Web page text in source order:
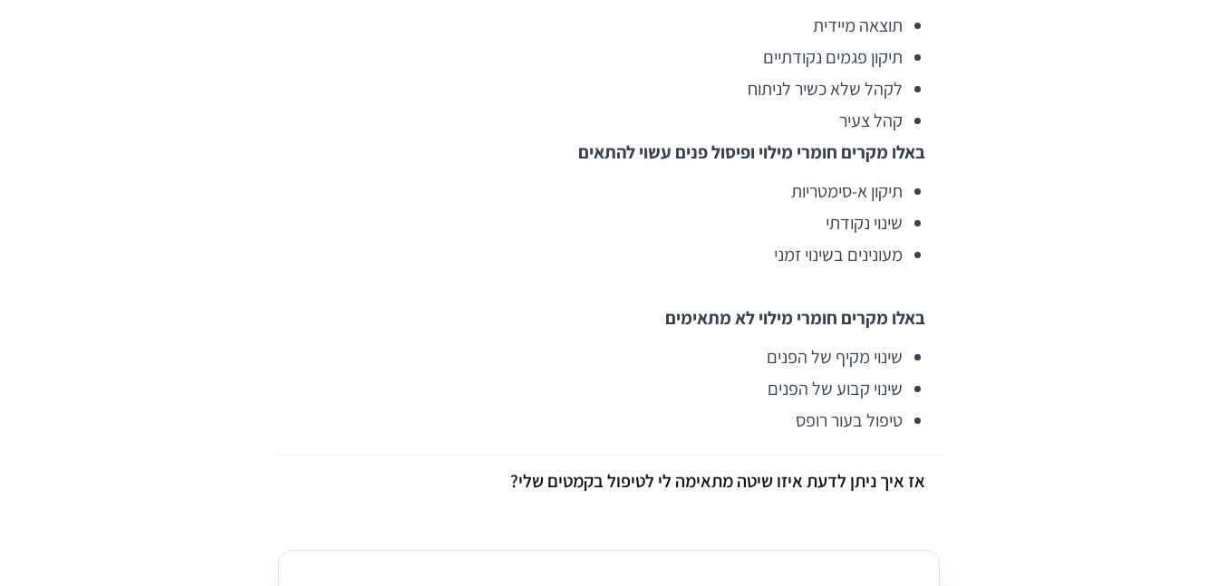
תוצאה מיידית
תיקון פגמים נקודתיים
לקהל שלא כשיר לניתוח
קהל צעיר
באלו מקרים חומרי מילוי ופיסול פנים עשוי להתאים
תיקון א-סימטריות
שינוי נקודתי
מעונינים בשינוי זמני
באלו מקרים חומרי מילוי לא מתאימים
שינוי מקיף של הפנים
שינוי קבוע של הפנים
טיפול בעור רופס
אז איך ניתן לדעת איזו שיטה מתאימה לי לטיפול בקמטים שלי?